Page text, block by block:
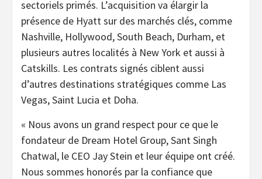
sectoriels primés. L’acquisition va élargir la
présence de Hyatt sur des marchés clés, comme
Nashville, Hollywood, South Beach, Durham, et
plusieurs autres localités à New York et aussi à
Catskills. Les contrats signés ciblent aussi
d’autres destinations stratégiques comme Las
Vegas, Saint Lucia et Doha.
« Nous avons un grand respect pour ce que le
fondateur de Dream Hotel Group, Sant Singh
Chatwal, le CEO Jay Stein et leur équipe ont créé.
Nous sommes honorés par la confiance que